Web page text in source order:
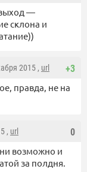
—
склона и
+3
2015 , url
правда, не на
0
, url
возможно и
за полдня.